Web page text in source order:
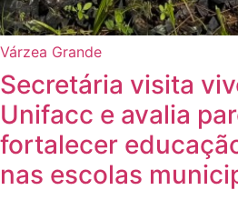
Várzea Grande
Secretária visita
Unifacc e avalia
fortalecer
nas escolas